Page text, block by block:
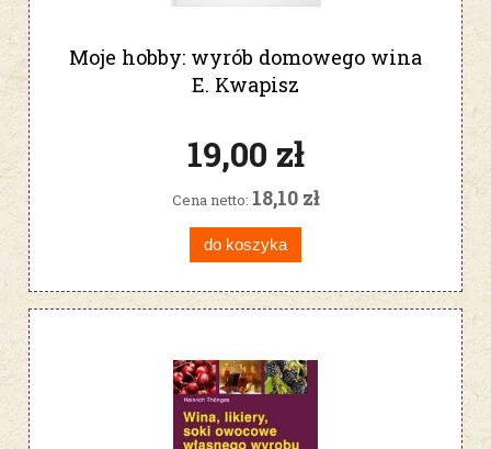
Moje hobby: wyrób domowego wina
E. Kwapisz
19,00 zł
Cena netto: 18,10 zł
do koszyka